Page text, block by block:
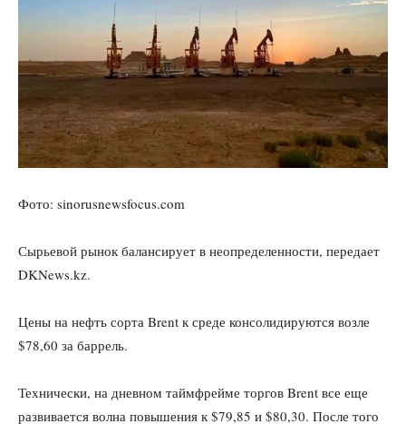
Фото: sinorusnewsfocus.com
Сырьевой рынок балансирует в неопределенности, передает
DKNews.kz.
Цены на нефть сорта Brent к среде консолидируются возле
$78,60 за баррель.
Технически, на дневном таймфрейме торгов Brent все еще
развивается волна повышения к $79,85 и $80,30. После того